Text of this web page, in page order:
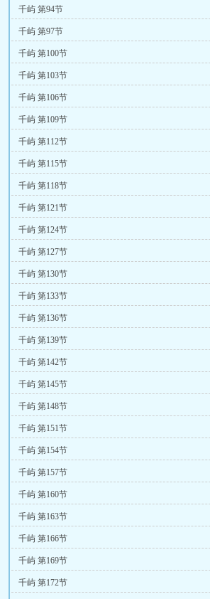
千屿 第94节
千屿 第97节
千屿 第100节
千屿 第103节
千屿 第106节
千屿 第109节
千屿 第112节
千屿 第115节
千屿 第118节
千屿 第121节
千屿 第124节
千屿 第127节
千屿 第130节
千屿 第133节
千屿 第136节
千屿 第139节
千屿 第142节
千屿 第145节
千屿 第148节
千屿 第151节
千屿 第154节
千屿 第157节
千屿 第160节
千屿 第163节
千屿 第166节
千屿 第169节
千屿 第172节